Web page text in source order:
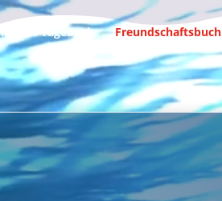
Mamis Tagebuch Freundschaftsbuch